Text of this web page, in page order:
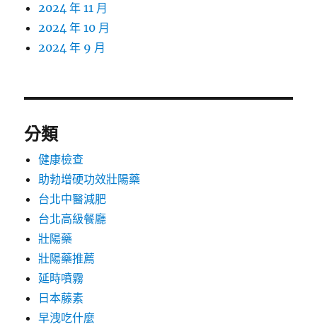
2024 年 11 月
2024 年 10 月
2024 年 9 月
分類
健康檢查
助勃增硬功效壯陽藥
台北中醫減肥
台北高級餐廳
壯陽藥
壯陽藥推薦
延時噴霧
日本藤素
早洩吃什麼